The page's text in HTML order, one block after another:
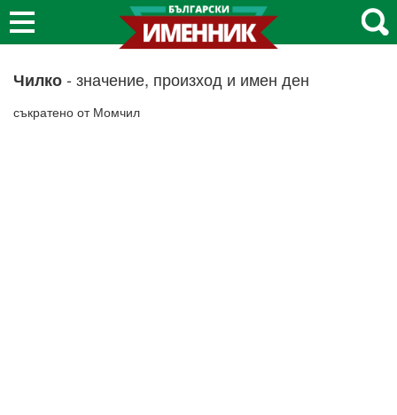
Чилко- значение, произход и имен ден
съкратено от Момчил